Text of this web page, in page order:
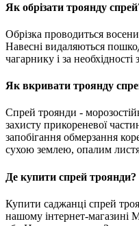
Як обрізати троянду
Обрізка проводиться
Навесні видаляються
чагарнику і за
Як вкривати троянду
Спрей троянди -
захисту прикореневої
запобігання обмерзання
сухою землею, опалим
Де купити спрей троянди?
Купити саджанці спрей
нашому інтернет-магазині